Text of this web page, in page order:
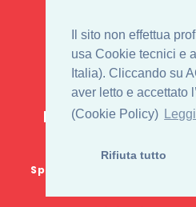
Il sito non effettua
usa Cookie tecnici e
Italia). Cliccando su
aver letto e accettato
(Cookie Policy)
Rifiuta tutto
IL 1°
PENTAX
E-commerce 100%
negozio fisico
Spedizione GRATUITA in